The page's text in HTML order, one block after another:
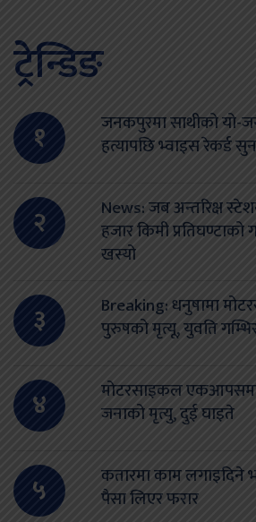
ट्रेन्डिङ
१
जनकपुरमा साथीको यो-
हत्यापछि भ्वाइस रेकर्ड
२
News: जब अन्तरिक्ष
हजार किमी प्रतिघण्टाको
खस्यो
३
Breaking: धनुषामा
पुरुषको मृत्यू, युवति
४
मोटरसाइकल
जनाको मृत्यु, दुई घाइते
५
कतारमा काम लगाइदिने
पैसा लिएर फरार